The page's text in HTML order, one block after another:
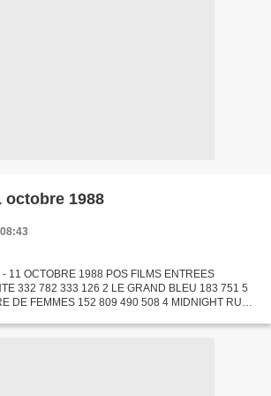
octobre 1988
11 OCTOBRE 1988 POS FILMS ENTREES
332 782 333 126 2 LE GRAND BLEU 183 751 5
DE FEMMES 152 809 490 508 4 MIDNIGHT RUN